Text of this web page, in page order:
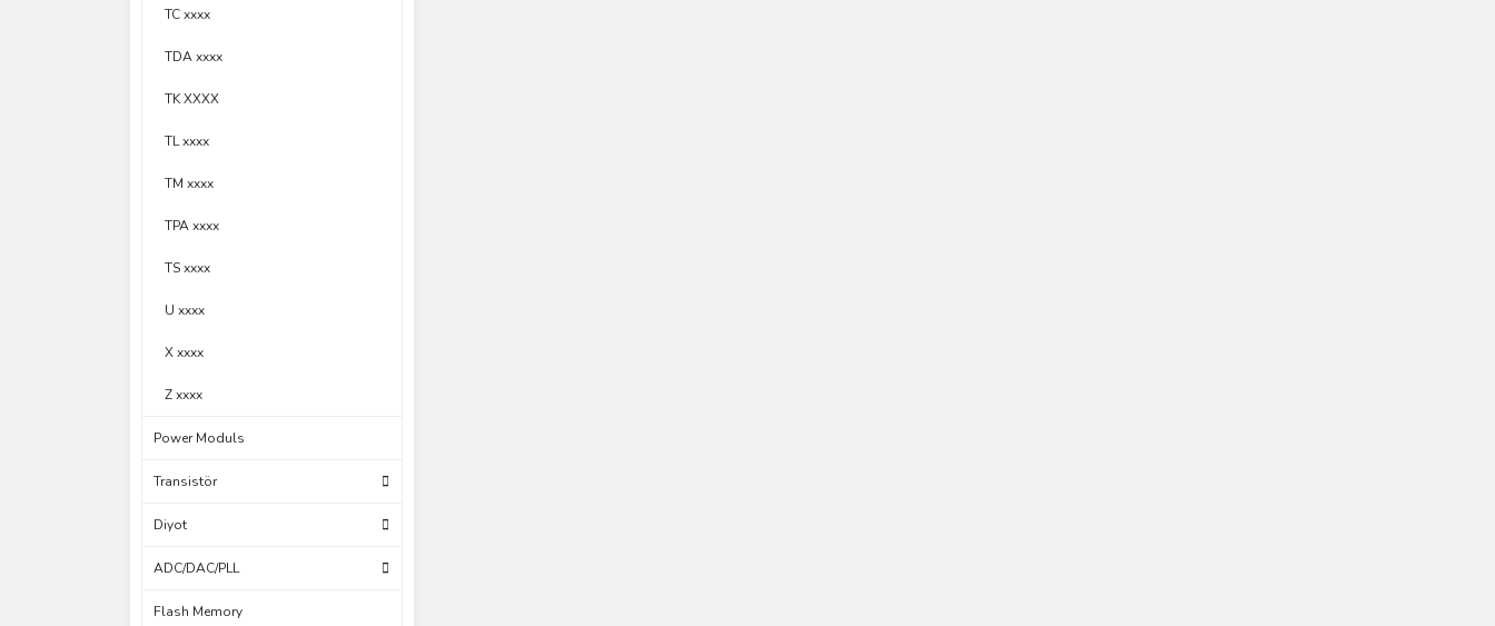
TC xxxx
TDA xxxx
TK XXXX
TL xxxx
TM xxxx
TPA xxxx
TS xxxx
U xxxx
X xxxx
Z xxxx
Power Moduls
Transistör
Diyot
ADC/DAC/PLL
Flash Memory